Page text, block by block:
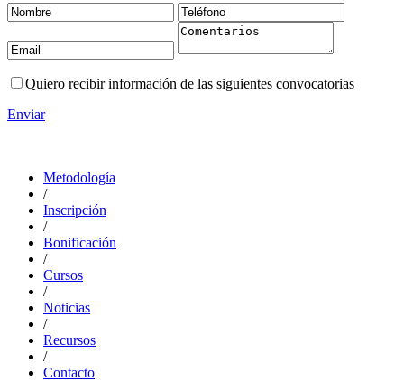
Quiero recibir información de las siguientes convocatorias
Enviar
Metodología
/
Inscripción
/
Bonificación
/
Cursos
/
Noticias
/
Recursos
/
Contacto